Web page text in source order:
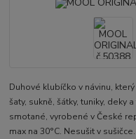
Duhové klubíčko v návinu,
šaty, sukně, šátky, tuniky,
smotané, vyrobené v České
max na 30°C. Nesušit v